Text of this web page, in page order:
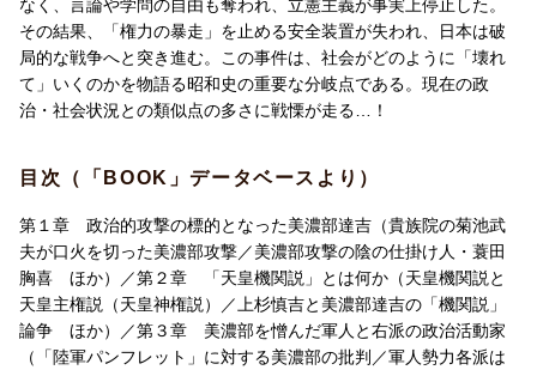
第二章 「天皇機関説」とは何か
1 天皇機関説と天皇主権説（天皇神権説）
2 上杉慎吉と美濃部達吉の「機関説」論争
3 文部省も加わった天皇機関説の排撃運動
5 昭和天皇も認めていた天皇機関説の解釈
第三章 美濃部を憎んだ軍人と右派の政治活動家
1 「陸軍パンフレット」に対する美濃部の批判
2 軍人勢力各派は「機関説問題」にどう反応したか
3 右翼団体による「機関説排撃運動」のエスカレート
4 騒動を岡田内閣打倒に利用しようとした立憲政友会
5 美濃部が『憲法撮要』に記した「統帥権」の意義
なく、言論や学問の自由も奪われ、立憲主義が事実上停止した。
その結果、「権力の暴走」を止める安全装置が失われ、日本は破
局的な戦争へと突き進む。この事件は、社会がどのように「壊れ
て」いくのかを物語る昭和史の重要な分岐点である。現在の政
治・社会状況との類似点の多さに戦慄が走る…！
目次（「BOOK」データベースより）
第１章 政治的攻撃の標的となった美濃部達吉（貴族院の菊池武
夫が口火を切った美濃部攻撃／美濃部攻撃の陰の仕掛け人・蓑田
胸喜 ほか）／第２章 「天皇機関説」とは何か（天皇機関説と
天皇主権説（天皇神権説）／上杉慎吉と美濃部達吉の「機関説」
論争 ほか）／第３章 美濃部を憎んだ軍人と右派の政治活動家
（「陸軍パンフレット」に対する美濃部の批判／軍人勢力各派は